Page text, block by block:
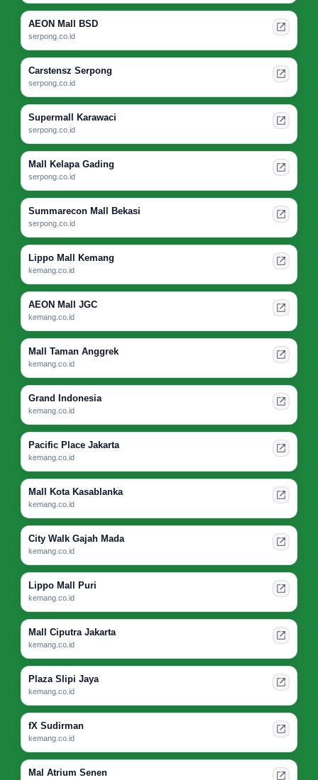
AEON Mall BSD
serpong.co.id
Carstensz Serpong
serpong.co.id
Supermall Karawaci
serpong.co.id
Mall Kelapa Gading
serpong.co.id
Summarecon Mall Bekasi
serpong.co.id
Lippo Mall Kemang
kemang.co.id
AEON Mall JGC
kemang.co.id
Mall Taman Anggrek
kemang.co.id
Grand Indonesia
kemang.co.id
Pacific Place Jakarta
kemang.co.id
Mall Kota Kasablanka
kemang.co.id
City Walk Gajah Mada
kemang.co.id
Lippo Mall Puri
kemang.co.id
Mall Ciputra Jakarta
kemang.co.id
Plaza Slipi Jaya
kemang.co.id
fX Sudirman
kemang.co.id
Mal Atrium Senen